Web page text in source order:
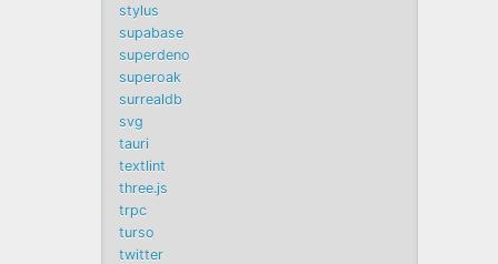
stylus
supabase
superdeno
superoak
surrealdb
svg
tauri
textlint
three.js
trpc
turso
twitter